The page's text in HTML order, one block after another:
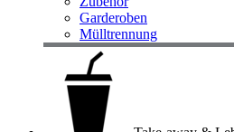
Garderoben
Mülltrennung